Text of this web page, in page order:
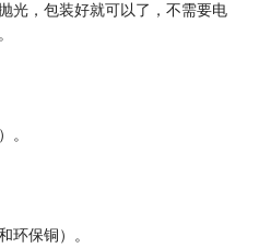
光，包装好就可以了，不需要电
。
环保铜）。